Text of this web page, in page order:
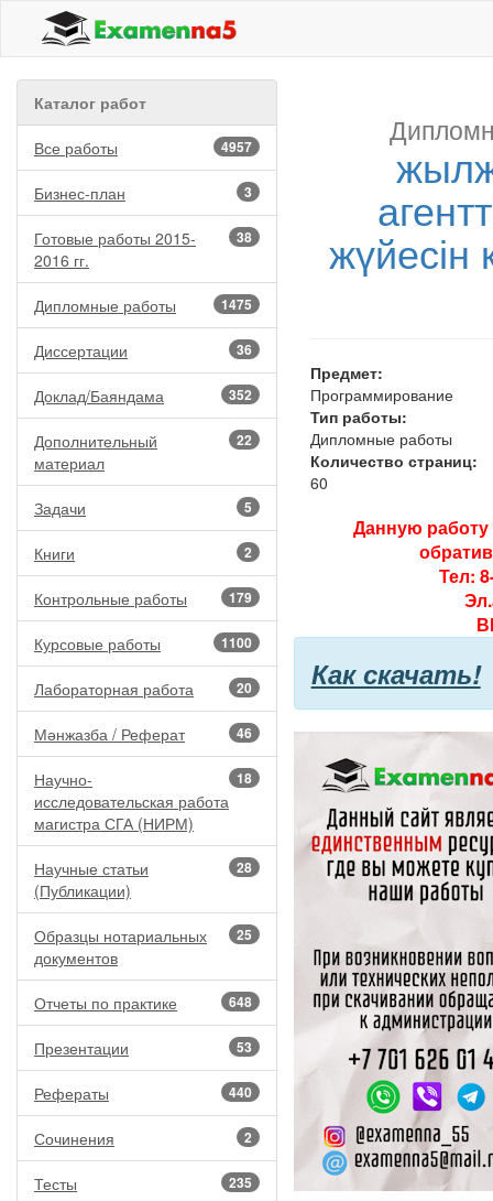
Каталог работ
4957
Все работы
3
Бизнес-план
38
Готовые работы 2015-
2016 гг.
1475
Дипломные работы
36
Диссертации
352
Доклад/Баяндама
22
Дополнительный
материал
5
Задачи
2
Книги
179
Контрольные работы
1100
Курсовые работы
20
Лабораторная работа
46
Мәнжазба / Реферат
18
Научно-
исследовательская работа
магистра СГА (НИРМ)
28
Научные статьи
(Публикации)
25
Образцы нотариальных
документов
648
Отчеты по практике
53
Презентации
440
Рефераты
2
Сочинения
235
Тесты
Предмет:
Программирование
Тип работы:
Дипломные работы
Количество страниц:
60
Данную работу
Тел:
Как скачать!